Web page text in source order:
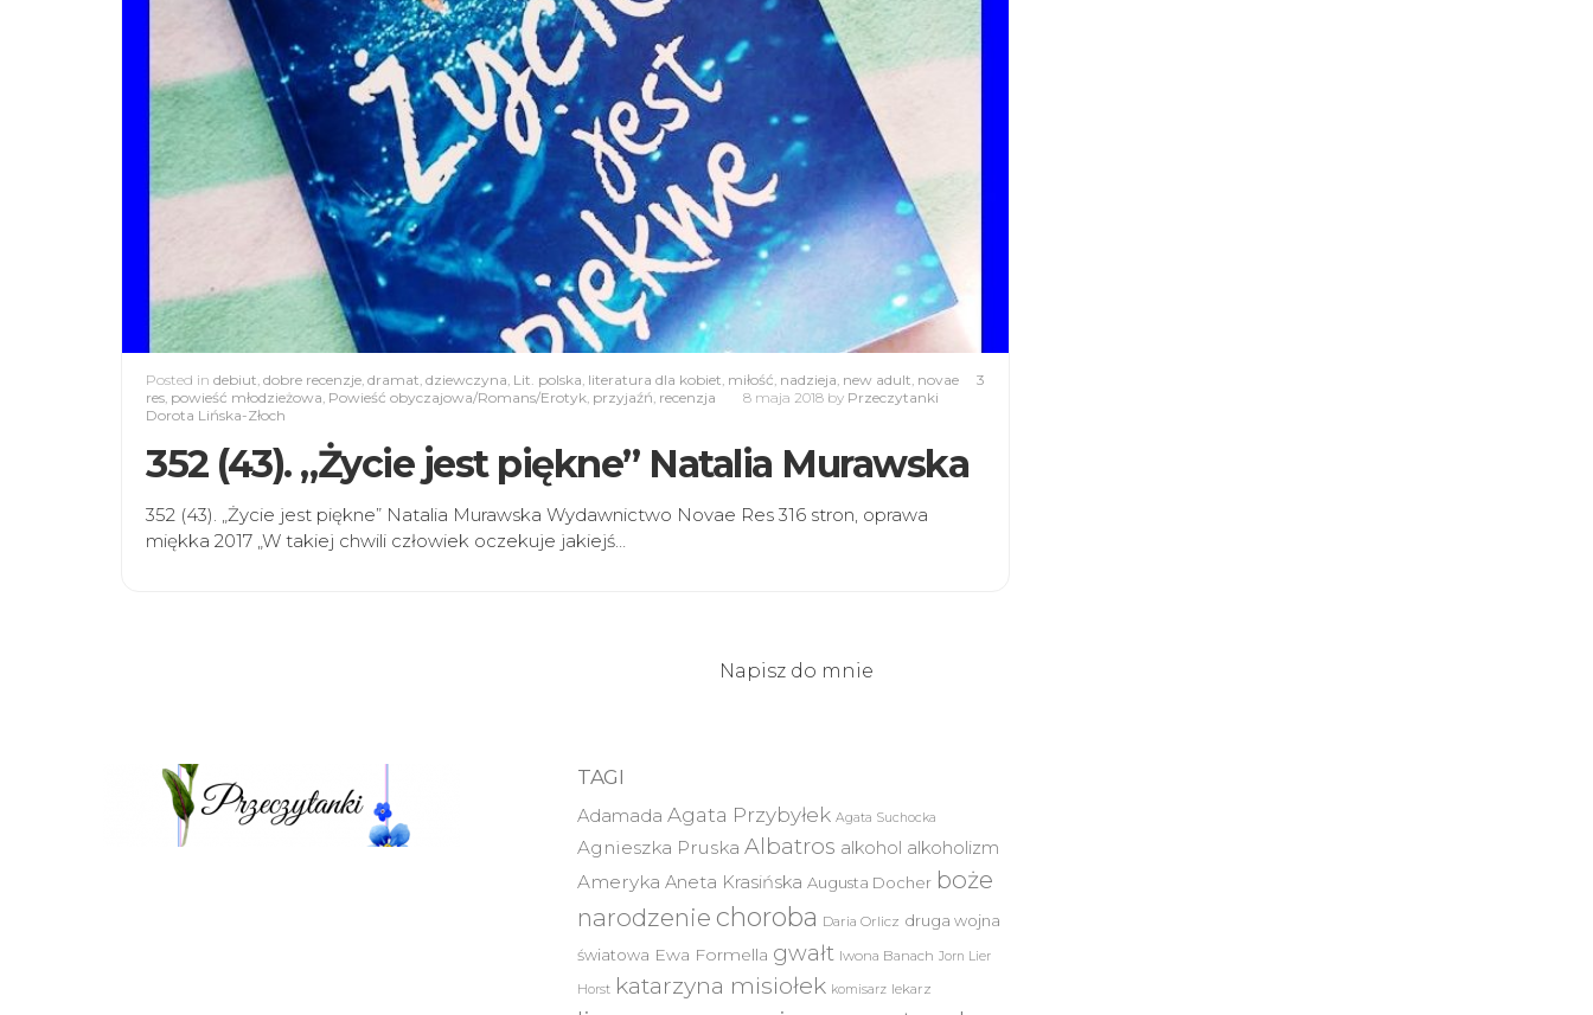
3
Posted in debiut, dobre recenzje, dramat, dziewczyna, Lit. polska, literatura dla kobiet, miłość, nadzieja, new adult, novae
res, powieść młodzieżowa, Powieść obyczajowa/Romans/Erotyk, przyjaźń, recenzja 8 maja 2018 by Przeczytanki
Dorota Lińska-Złoch
352 (43). „Życie jest piękne” Natalia Murawska
352 (43). „Życie jest piękne” Natalia Murawska Wydawnictwo Novae Res 316 stron, oprawa
miękka 2017 „W takiej chwili człowiek oczekuje jakiejś…
Napisz do mnie
TAGI
Adamada Agata Przybyłek Agata Suchocka
Agnieszka Pruska Albatros alkohol alkoholizm
Ameryka Aneta Krasińska Augusta Docher boże
narodzenie choroba Daria Orlicz druga wojna
światowa Ewa Formella gwałt Iwona Banach Jorn Lier
Horst katarzyna misiołek komisarz lekarz